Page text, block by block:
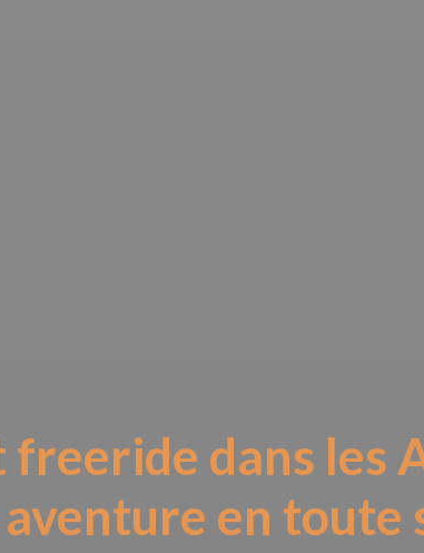
dans les
en toute